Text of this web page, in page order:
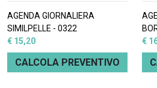
AGENDA GIORNALIERA
SIMILPELLE - 0322
€ 15,20
CALCOLA PREVENTIVO
€